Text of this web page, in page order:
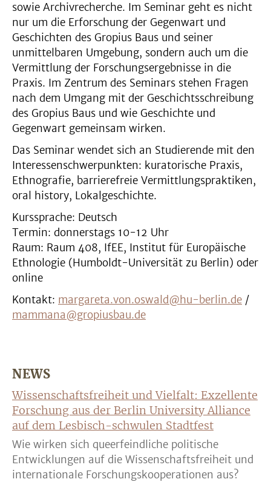
sowie Archivrecherche. Im Seminar geht es nicht
nur um die Erforschung der Gegenwart und
Geschichten des Gropius Baus und seiner
unmittelbaren Umgebung, sondern auch um die
Vermittlung der Forschungsergebnisse in die
Praxis. Im Zentrum des Seminars stehen Fragen
nach dem Umgang mit der Geschichtsschreibung
des Gropius Baus und wie Geschichte und
Gegenwart gemeinsam wirken.
Das Seminar wendet sich an Studierende mit den
Interessenschwerpunkten: kuratorische Praxis,
Ethnografie, barrierefreie Vermittlungspraktiken,
oral history, Lokalgeschichte.
Kurssprache: Deutsch
Termin: donnerstags 10-12 Uhr
Raum: Raum 408, IfEE, Institut für Europäische
Ethnologie (Humboldt-Universität zu Berlin) oder
online
Kontakt: margareta.von.oswald@hu-berlin.de /
mammana@gropiusbau.de
NEWS
Wissenschaftsfreiheit und Vielfalt: Exzellente
Forschung aus der Berlin University Alliance
auf dem Lesbisch-schwulen Stadtfest
Wie wirken sich queerfeindliche politische
Entwicklungen auf die Wissenschaftsfreiheit und
internationale Forschungskooperationen aus?